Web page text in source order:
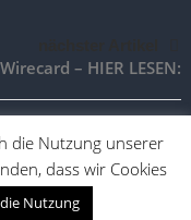
– HIER LESEN:
widerrufen|Vertrag
die Nutzung unserer
dass wir Cookies
Nutzung